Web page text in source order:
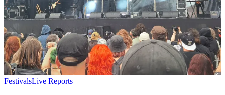
FestivalsLive Reports